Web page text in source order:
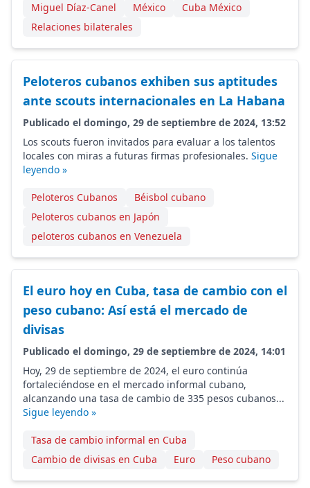
Miguel Díaz-Canel México
Cuba México
Relaciones bilaterales
Peloteros cubanos exhiben sus aptitudes
ante scouts internacionales en La Habana
Publicado el domingo, 29 de septiembre de 2024, 13:52
Los scouts fueron invitados para evaluar a los talentos
locales con miras a futuras firmas profesionales. Sigue
leyendo »
Peloteros Cubanos
Béisbol cubano
Peloteros cubanos en Japón
peloteros cubanos en Venezuela
El euro hoy en Cuba, tasa de cambio con el
peso cubano: Así está el mercado de
divisas
Publicado el domingo, 29 de septiembre de 2024, 14:01
Hoy, 29 de septiembre de 2024, el euro continúa
fortaleciéndose en el mercado informal cubano,
alcanzando una tasa de cambio de 335 pesos cubanos...
Sigue leyendo »
Tasa de cambio informal en Cuba
Cambio de divisas en Cuba
Euro Peso cubano